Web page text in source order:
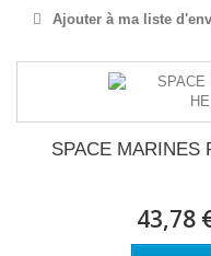
Ajouter à ma liste
SPACE MARINES
43,78